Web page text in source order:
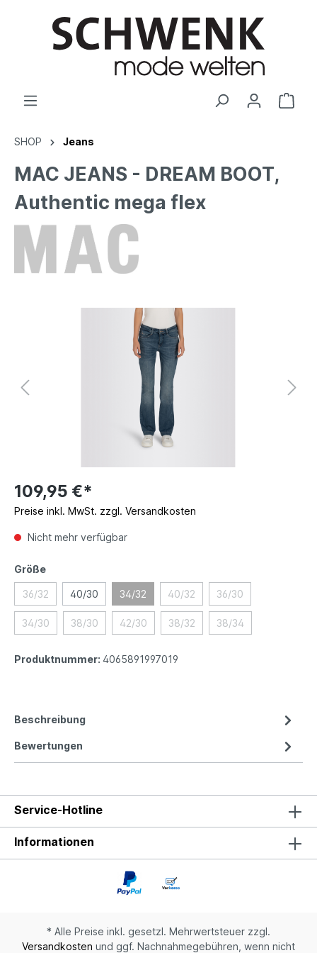
SHOP Jeans
MAC JEANS - DREAM BOOT,
Authentic mega flex
109,95 €*
Preise inkl. MwSt. zzgl. Versandkosten
Nicht mehr verfügbar
Größe
36/32 40/30 34/32 40/32 36/30
34/30 38/30 42/30 38/32 38/34
Produktnummer: 4065891997019
Beschreibung
Bewertungen
Service-Hotline
Informationen
* Alle Preise inkl. gesetzl. Mehrwertsteuer zzgl.
Versandkosten und ggf. Nachnahmegebühren, wenn nicht